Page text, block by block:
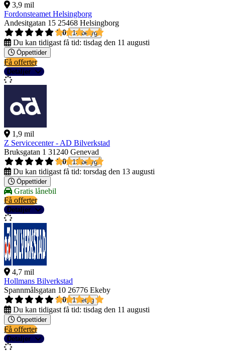
3,9 mil
Fordonsteamet Helsingborg
Andesitgatan 15 25468 Helsingborg
5,0
14 betyg
Du kan tidigast få tid: tisdag den 11 augusti
Öppettider
Få offerter
Detaljer
1,9 mil
Z Servicecenter - AD Bilverkstad
Bruksgatan 1 31240 Genevad
5,0
13 betyg
Du kan tidigast få tid: torsdag den 13 augusti
Öppettider
Gratis lånebil
Få offerter
Detaljer
4,7 mil
Hollmans Bilverkstad
Spannmålsgatan 10 26776 Ekeby
5,0
1 betyg
Du kan tidigast få tid: tisdag den 11 augusti
Öppettider
Få offerter
Detaljer